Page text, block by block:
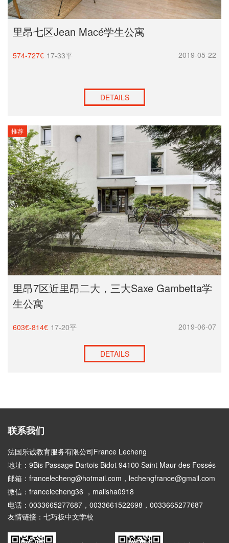
里昂七区Jean Macé学生公寓
574-727€ 17-33平 2019-05-22
DETAILS
推荐
里昂7区近里昂二大，三大Saxe Gambetta学
生公寓
603€-814€ 17-20平 2019-06-07
DETAILS
联系我们
法国乐诚教育服务有限公司France Lecheng
地址：9Bis Passage Dartois Bidot 94100 Saint Maur des Fossés
邮箱：francelecheng@hotmail.com，lechengfrance@gmail.com
微信：francelecheng36 ，malisha0918
电话：0033665277687，0033661522698，0033665277687
友情链接： 七巧板中文学校